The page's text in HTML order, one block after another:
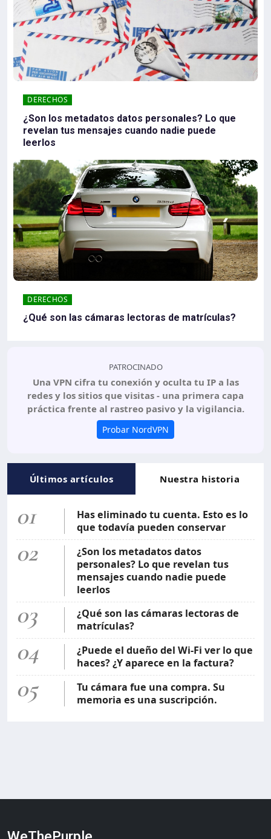
DERECHOS
¿Son los metadatos datos personales? Lo que
revelan tus mensajes cuando nadie puede
leerlos
DERECHOS
¿Qué son las cámaras lectoras de matrículas?
PATROCINADO
Una VPN cifra tu conexión y oculta tu IP a las
redes y los sitios que visitas - una primera capa
práctica frente al rastreo pasivo y la vigilancia.
Probar NordVPN
Últimos artículos Nuestra historia
01
Has eliminado tu cuenta. Esto es lo
que todavía pueden conservar
02
¿Son los metadatos datos
personales? Lo que revelan tus
mensajes cuando nadie puede
leerlos
03
¿Qué son las cámaras lectoras de
matrículas?
04
¿Puede el dueño del Wi-Fi ver lo que
haces? ¿Y aparece en la factura?
05
Tu cámara fue una compra. Su
memoria es una suscripción.